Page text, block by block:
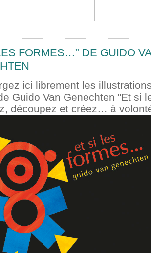
FORMES…" DE GUIDO
ici librement les
Guido Van Genechten "Et si
découpez et créez… à